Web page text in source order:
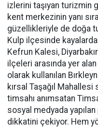
izlerini taşıyan turizmin
kent merkezinin yanı
güzellikleriyle de doğa
Kulp ilçesinde
Kefrun Kalesi,
ilçeleri arasında yer
olarak kullanılan
kırsal Taşağıl Mahallesi
timsahı anımsatan
sosyal medyada
dikkatini çekiyor. Hem